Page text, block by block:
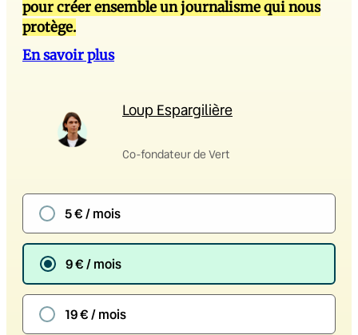
pour créer ensemble un journalisme qui nous
protège.
En savoir plus
Loup Espargilière
Co-fondateur de Vert
5 € / mois
9 € / mois
19 € / mois